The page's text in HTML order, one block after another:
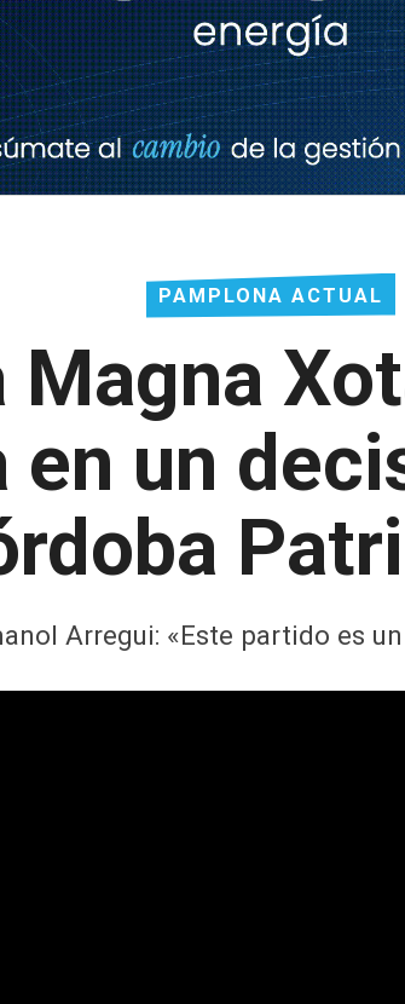
PAMPLONA ACTUAL
Magna
en un
Arregui: «Este partido es